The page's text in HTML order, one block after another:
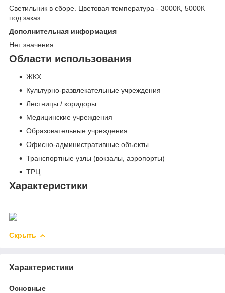
Светильник в сборе. Цветовая температура - 3000К, 5000К
под заказ.
Дополнительная информация
Нет значения
Области использования
ЖКХ
Культурно-развлекательные учреждения
Лестницы / коридоры
Медицинские учреждения
Образовательные учреждения
Офисно-административные объекты
Транспортные узлы (вокзалы, аэропорты)
ТРЦ
Характеристики
Скрыть
Характеристики
Основные